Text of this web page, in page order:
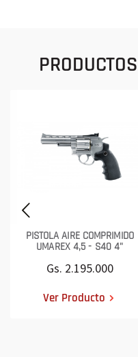
PISTOLA AIRE COMPRIMIDO
UMAREX 4,5 - S40 4"
Gs. 2.195.000
Ver Producto